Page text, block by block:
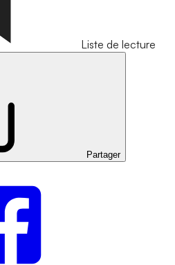
Liste de lecture
Partager